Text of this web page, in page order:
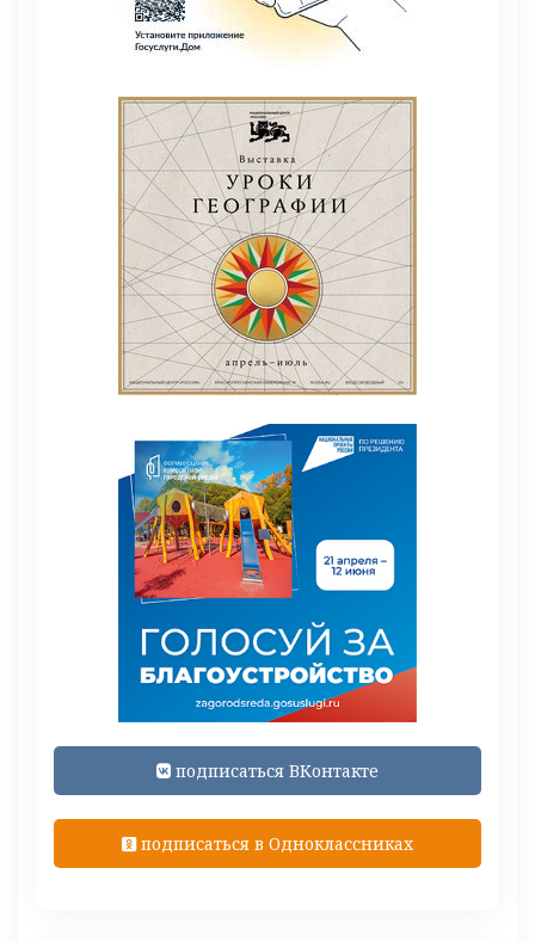
подписаться ВКонтакте
подписаться в Одноклассниках